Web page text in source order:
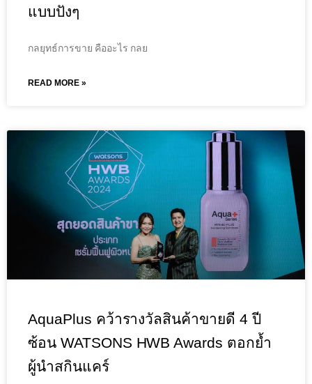
แบบปังๆ
กลยุทธ์การขาย คืออะไร กลย
READ MORE »
AquaPlus คว้ารางวัลสินค้าขายดี 4 ปี
ซ้อน WATSONS HWB Awards ตอกย้ำ
ผู้นำสกินแคร์